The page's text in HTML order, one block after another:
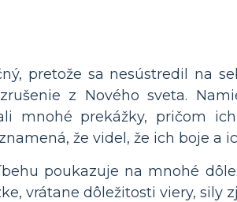
pretože sa nesústredil na
z Nového sveta.
mnohé prekážky, pričom
že videl, že ich boje a
poukazuje na mnohé
vrátane dôležitosti viery,